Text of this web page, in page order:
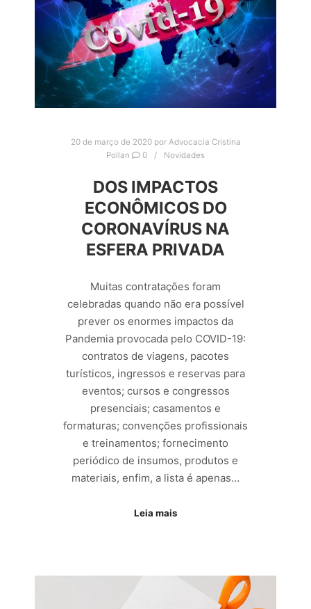
20 de março de 2020por Advocacia Cristina
Pollan
0 Novidades
DOS IMPACTOS
ECONÔMICOS DO
CORONAVÍRUS NA
ESFERA PRIVADA
Muitas contratações foram
celebradas quando não era possível
prever os enormes impactos da
Pandemia provocada pelo COVID-19:
contratos de viagens, pacotes
turísticos, ingressos e reservas para
eventos; cursos e congressos
presenciais; casamentos e
formaturas; convenções profissionais
e treinamentos; fornecimento
periódico de insumos, produtos e
materiais, enfim, a lista é apenas…
Leia mais